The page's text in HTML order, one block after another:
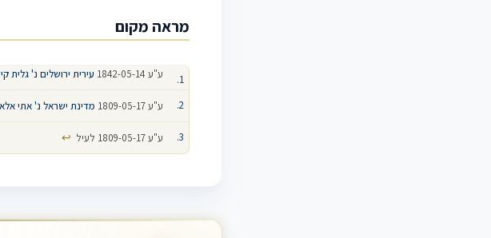
מראה מקום
ע"ע 1842-05-14 עירית ירושלים נ' גלית
ע"ע 1809-05-17 מדינת ישראל נ' אתי
ע"ע 1809-05-17 לעיל ↩